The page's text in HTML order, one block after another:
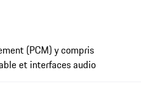
(PCM) y compris
et interfaces audio